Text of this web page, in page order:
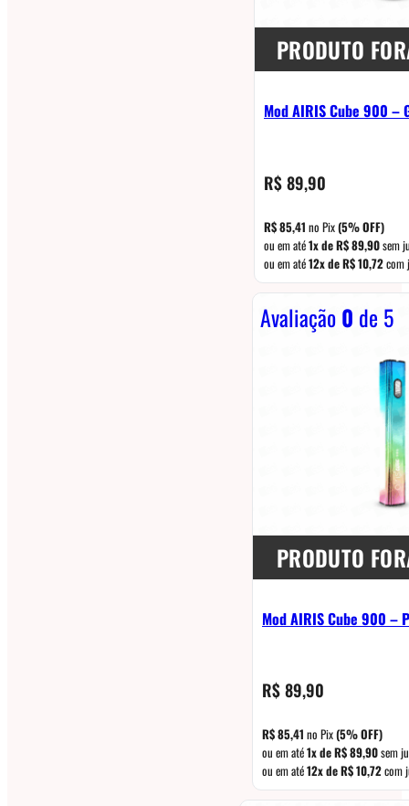
PRODUTO
Mod AIRIS Cube 900 –
R$89,90
R$85,41 no Pix(5% OFF)
ou em até1x deR$89,90sem
ou em até12x deR$10,72com
Avaliação0 de 5
PRODUTO
Mod AIRIS Cube 900 –
R$89,90
R$85,41 no Pix(5% OFF)
ou em até1x deR$89,90sem
ou em até12x deR$10,72com